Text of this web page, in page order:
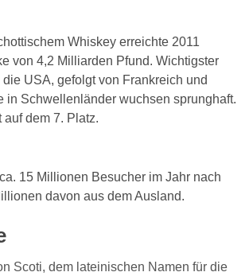
Whiskeyerreichte 2011
von 4,2 Milliarden Pfund. Wichtigster
USA, gefolgt von Frankreich und
in Schwellenländer wuchsen sprunghaft.
auf dem 7. Platz.
15 Millionen Besucher im Jahr nach
davon aus dem Ausland.
Scoti, dem lateinischen Namen für die